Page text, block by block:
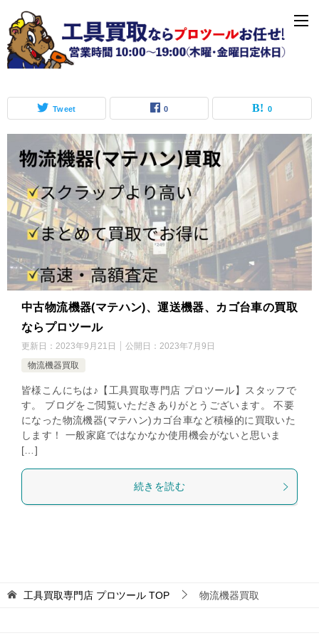
「物流機器買取」の記事一覧
Tweet 0 0
中古物流機器(マテハン)、運送機器、カゴ台車の買取
ならプロツール
更新日： 2023年9月21日 公開日： 2023年7月9日
物流機器買取
皆様こんにちは♪【工具買取専門店 プロツール】スタッフで
す。 ブログをご閲覧いただきありがとうございます。 不要
になった物流機器(マテハン)カゴ台車など積極的に買取いた
します！ 一般家庭ではなかなか使用機会がないと思いま
[…]
続きを読む
工具買取専門店 プロツール TOP 物流機器買取